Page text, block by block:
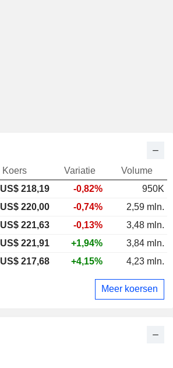
Koers Variatie
Volume
US$ 218,19 -0,82%
950K
US$ 220,00 -0,74%
2,59 mln.
US$ 221,63 -0,13%
3,48 mln.
US$ 221,91 +1,94%
3,84 mln.
US$ 217,68 +4,15% 4,23 mln.
Meer koersen